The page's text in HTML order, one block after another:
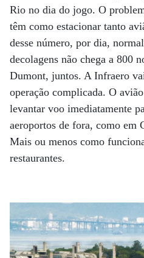
Rio no dia do jogo. O
têm como estacionar tanto
desse número, por dia,
decolagens não chega a 800
Dumont, juntos. A Infraero
operação complicada. O
levantar voo imediatamente
aeroportos de fora, como em
Mais ou menos como
restaurantes.